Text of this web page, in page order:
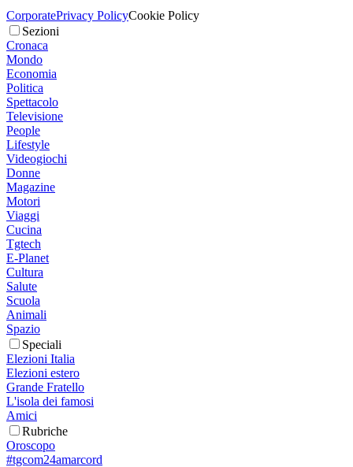
CorporatePrivacy PolicyCookie Policy
Sezioni
Cronaca
Mondo
Economia
Politica
Spettacolo
Televisione
People
Lifestyle
Videogiochi
Donne
Magazine
Motori
Viaggi
Cucina
Tgtech
E-Planet
Cultura
Salute
Scuola
Animali
Spazio
Speciali
Elezioni Italia
Elezioni estero
Grande Fratello
L'isola dei famosi
Amici
Rubriche
Oroscopo
#tgcom24amarcord